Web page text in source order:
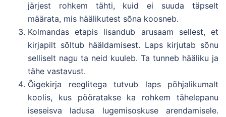
järjest rohkem tähti, kuid ei suuda täpselt
määrata, mis häälikutest sõna koosneb.
Kolmandas etapis lisandub arusaam sellest, et
kirjapilt sõltub hääldamisest. Laps kirjutab sõnu
selliselt nagu ta neid kuuleb. Ta tunneb hääliku ja
tähe vastavust.
Õigekirja reeglitega tutvub laps põhjalikumalt
koolis, kus pööratakse ka rohkem tähelepanu
iseseisva ladusa lugemisoskuse arendamisele.